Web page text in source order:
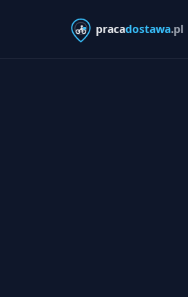
pracadostawa.pl